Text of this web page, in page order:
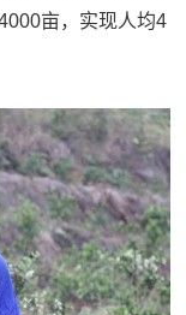
亩，实现人均4